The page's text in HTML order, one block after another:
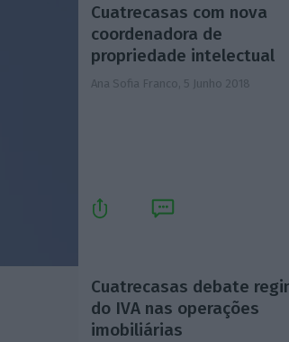
Cuatrecasas com nova
coordenadora de
propriedade intelectual
Ana Sofia Franco, 5 Junho 2018
Cuatrecasas debate
do IVA nas operações
imobiliárias